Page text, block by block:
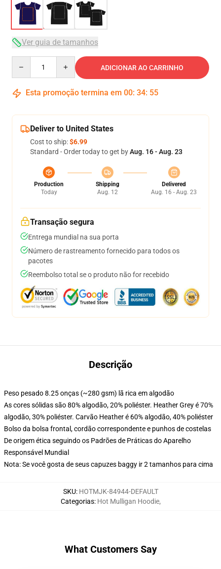
Ver guia de tamanhos
ADICIONAR AO CARRINHO
Esta promoção termina em 00: 34: 54
Deliver to United States
Cost to ship:$6.99
Standard - Order today to get byAug. 16 - Aug. 23
Production
Today
Shipping
Aug. 12
Delivered
Aug. 16 - Aug. 23
Transação segura
Entrega mundial na sua porta
Número de rastreamento fornecido para todos os
pacotes
Reembolso total se o produto não for recebido
Descrição
Peso pesado 8.25 onças (~280 gsm) lã rica em algodão
As cores sólidas são 80% algodão, 20% poliéster. Heather Grey é 70%
algodão, 30% poliéster. Carvão Heather é 60% algodão, 40% poliéster
Bolso da bolsa frontal, cordão correspondente e punhos de costelas
De origem ética seguindo os Padrões de Práticas do Aparelho
Responsável Mundial
Nota: Se você gosta de seus capuzes baggy ir 2 tamanhos para cima
SKU: HOTMJK-84944-DEFAULT
Categorias: Hot Mulligan Hoodie,
What Customers Say